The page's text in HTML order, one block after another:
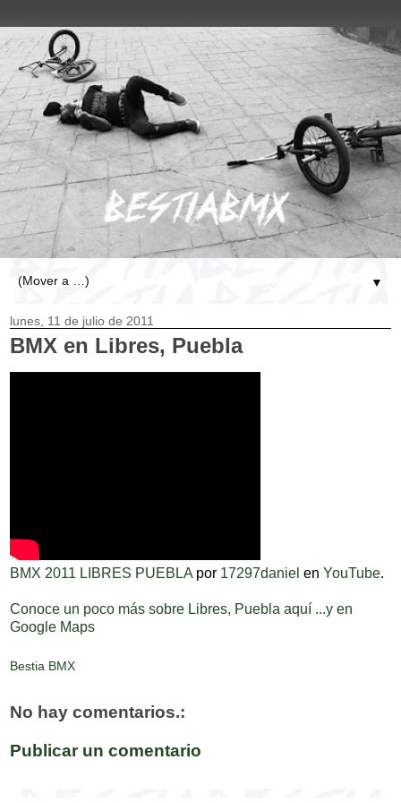
▼
lunes, 11 de julio de 2011
BMX en Libres, Puebla
BMX 2011 LIBRES PUEBLApor 17297daniel en YouTube.
Conoce un poco más sobre Libres, Puebla aquí ...y en
Google Maps
Bestia BMX
No hay comentarios.:
Publicar un comentario